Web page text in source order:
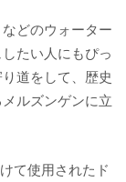
どのウォーター
たい人にもぴっ
道をして、歴史
ルズンゲンに立
て使用されたド